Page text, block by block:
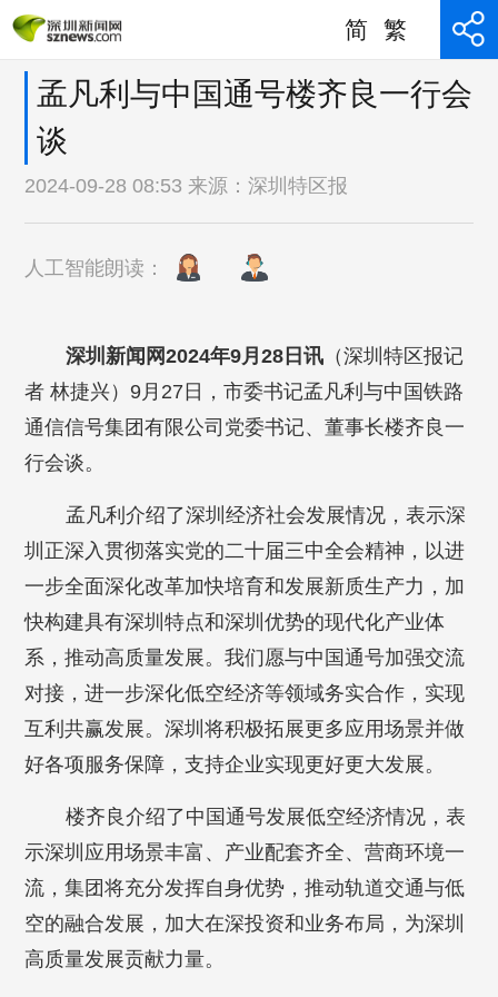
简 繁
孟凡利与中国通号楼齐良一行会
谈
2024-09-28 08:53 来源：深圳特区报
人工智能朗读：
深圳新闻网2024年9月28日讯（深圳特区报记
者 林捷兴）9月27日，市委书记孟凡利与中国铁路
通信信号集团有限公司党委书记、董事长楼齐良一
行会谈。
孟凡利介绍了深圳经济社会发展情况，表示深
圳正深入贯彻落实党的二十届三中全会精神，以进
一步全面深化改革加快培育和发展新质生产力，加
快构建具有深圳特点和深圳优势的现代化产业体
系，推动高质量发展。我们愿与中国通号加强交流
对接，进一步深化低空经济等领域务实合作，实现
互利共赢发展。深圳将积极拓展更多应用场景并做
好各项服务保障，支持企业实现更好更大发展。
楼齐良介绍了中国通号发展低空经济情况，表
示深圳应用场景丰富、产业配套齐全、营商环境一
流，集团将充分发挥自身优势，推动轨道交通与低
空的融合发展，加大在深投资和业务布局，为深圳
高质量发展贡献力量。